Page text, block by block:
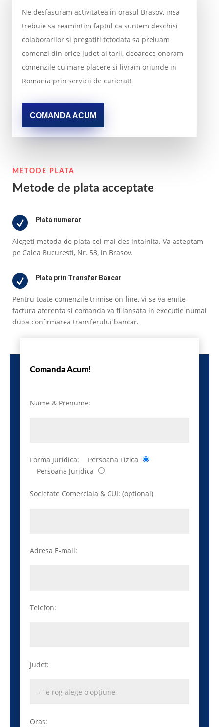
Ne desfasuram activitatea in orasul Brasov, insa
trebuie sa reamintim faptul ca suntem deschisi
colaborarilor si pregatiti totodata sa preluam
comenzi din orice judet al tarii, deoarece onoram
comenzile cu mare placere si livram oriunde in
Romania prin servicii de curierat!
COMANDA ACUM
METODE PLATA
Metode de plata acceptate
 Plata numerar
Alegeti metoda de plata cel mai des intalnita. Va asteptam
pe Calea Bucuresti, Nr. 53, in Brasov.
 Plata prin Transfer Bancar
Pentru toate comenzile trimise on-line, vi se va emite
factura aferenta si comanda va fi lansata in executie numai
dupa confirmarea transferului bancar.
Comanda Acum!
Nume & Prenume:
Forma Juridica:
Persoana Fizica
Persoana Juridica
Societate Comerciala & CUI: (optional)
Adresa E-mail:
Telefon:
Judet:
Oras: